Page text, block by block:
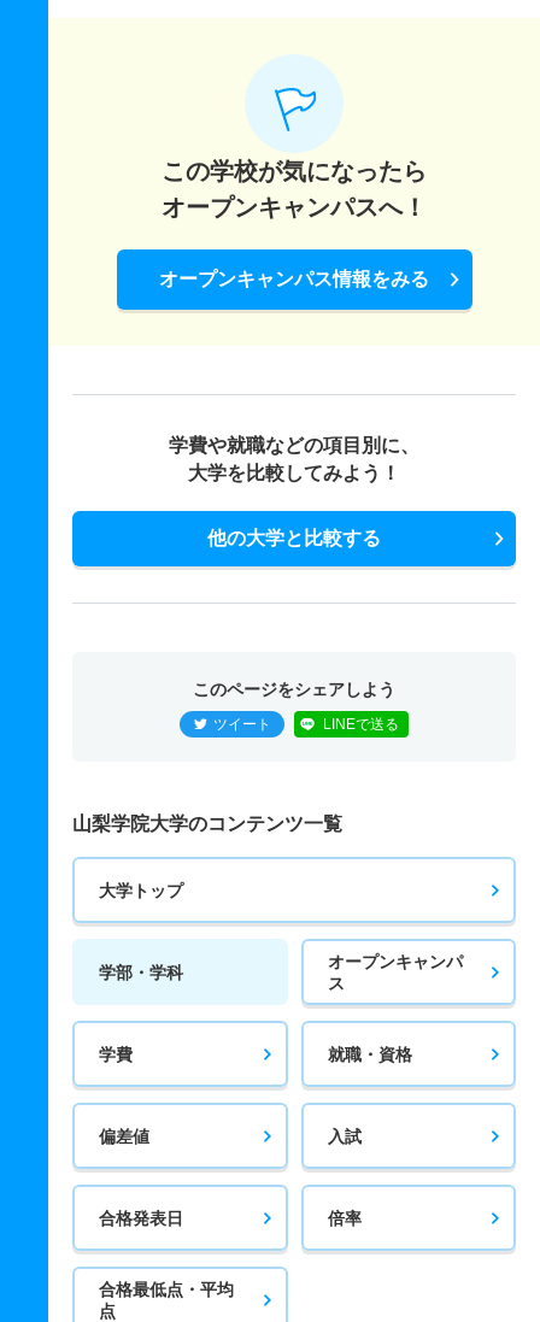
この学校が気になったら
オープンキャンパスへ！
オープンキャンパス情報をみる
学費や就職などの項目別に、
大学を比較してみよう！
他の大学と比較する
このページをシェアしよう
ツイート LINEで送る
山梨学院大学のコンテンツ一覧
大学トップ
学部・学科
オープンキャンパ
ス
学費 就職・資格
偏差値 入試
合格発表日 倍率
合格最低点・平均
点